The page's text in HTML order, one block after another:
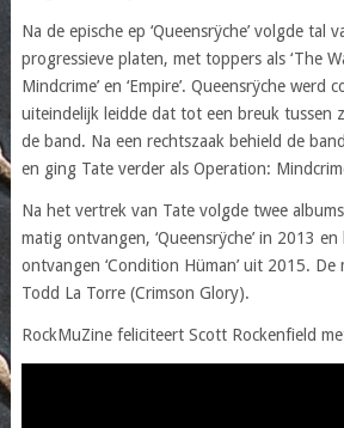
Na de epische ep ‘Queensrÿche’ volgde tal
progressieve platen, met toppers als ‘The
Mindcrime’ en ‘Empire’. Queensrÿche werd
uiteindelijk leidde dat tot een breuk tussen
de band. Na een rechtszaak behield de
en ging Tate verder als Operation:
Na het vertrek van Tate volgde twee
matig ontvangen, ‘Queensrÿche’ in 2013
ontvangen ‘Condition Hüman’ uit 2015.
Todd La Torre (Crimson Glory).
RockMuZine feliciteert Scott Rockenfield